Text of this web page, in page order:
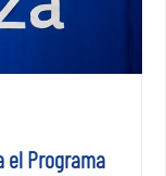
el Programa